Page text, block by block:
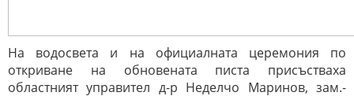
На водосвета и на официалната церемония по
откриване на обновената писта присъстваха
областният управител д-р Неделчо Маринов, зам.-